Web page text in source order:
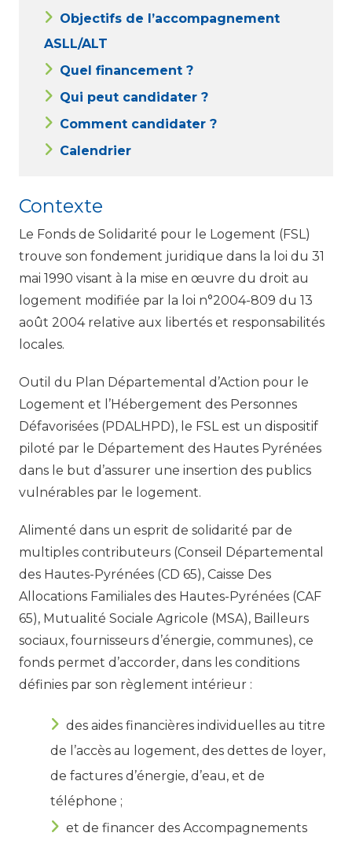
Objectifs de l’accompagnement
ASLL/ALT
Quel financement ?
Qui peut candidater ?
Comment candidater ?
Calendrier
Contexte
Le Fonds de Solidarité pour le Logement (FSL)
trouve son fondement juridique dans la loi du 31
mai 1990 visant à la mise en œuvre du droit au
logement modifiée par la loi n°2004-809 du 13
août 2004 relative aux libertés et responsabilités
locales.
Outil du Plan Départemental d’Action pour le
Logement et l’Hébergement des Personnes
Défavorisées (PDALHPD), le FSL est un dispositif
piloté par le Département des Hautes Pyrénées
dans le but d’assurer une insertion des publics
vulnérables par le logement.
Alimenté dans un esprit de solidarité par de
multiples contributeurs (Conseil Départemental
des Hautes-Pyrénées (CD 65), Caisse Des
Allocations Familiales des Hautes-Pyrénées (CAF
65), Mutualité Sociale Agricole (MSA), Bailleurs
sociaux, fournisseurs d’énergie, communes), ce
fonds permet d’accorder, dans les conditions
définies par son règlement intérieur :
des aides financières individuelles au titre
de l’accès au logement, des dettes de loyer,
de factures d’énergie, d’eau, et de
téléphone ;
et de financer des Accompagnements